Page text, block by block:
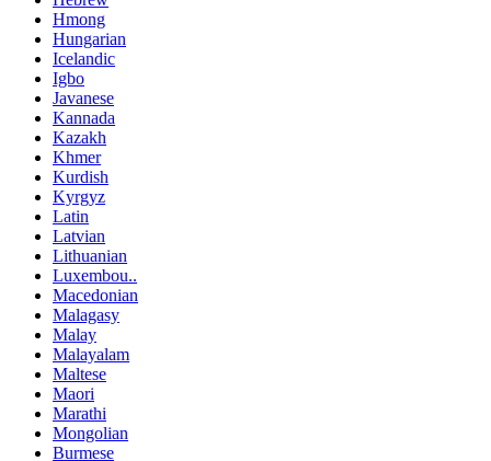
Hmong
Hungarian
Icelandic
Igbo
Javanese
Kannada
Kazakh
Khmer
Kurdish
Kyrgyz
Latin
Latvian
Lithuanian
Luxembou..
Macedonian
Malagasy
Malay
Malayalam
Maltese
Maori
Marathi
Mongolian
Burmese